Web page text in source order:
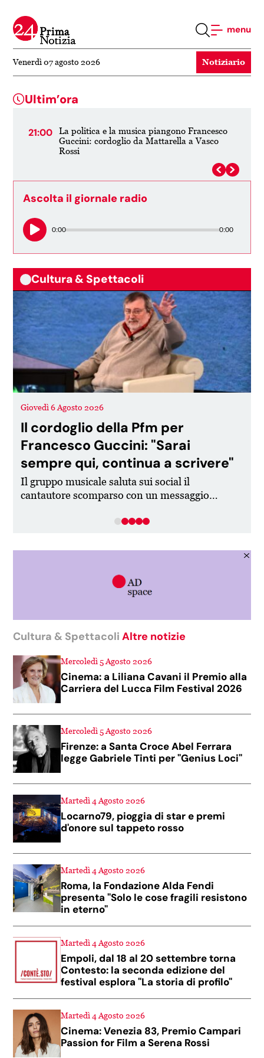
menu
Venerdì 07 agosto 2026 Notiziario
Ultim’ora
21:00
La politica e la musica piangono Francesco
Guccini: cordoglio da Mattarella a Vasco
Rossi
Ascolta il giornale radio
0:00 0:00
Cultura & Spettacoli
Il cordoglio della Pfm per
Francesco Guccini: "Sarai
sempre qui, continua a scrivere"
Giovedì 6 Agosto 2026
Il gruppo musicale saluta sui social il
cantautore scomparso con un messaggio
Cultura & SpettacoliAltre notizie
Mercoledì 5 Agosto 2026
Cinema: a Liliana Cavani il Premio alla
Carriera del Lucca Film Festival 2026
Mercoledì 5 Agosto 2026
Firenze: a Santa Croce Abel Ferrara
legge Gabriele Tinti per "Genius Loci"
Martedì 4 Agosto 2026
Locarno79, pioggia di star e premi
d'onore sul tappeto rosso
Martedì 4 Agosto 2026
Roma, la Fondazione Alda Fendi
presenta "Solo le cose fragili resistono
in eterno"
Martedì 4 Agosto 2026
Empoli, dal 18 al 20 settembre torna
Contesto: la seconda edizione del
festival esplora "La storia di profilo"
Martedì 4 Agosto 2026
Cinema: Venezia 83, Premio Campari
Passion for Film a Serena Rossi